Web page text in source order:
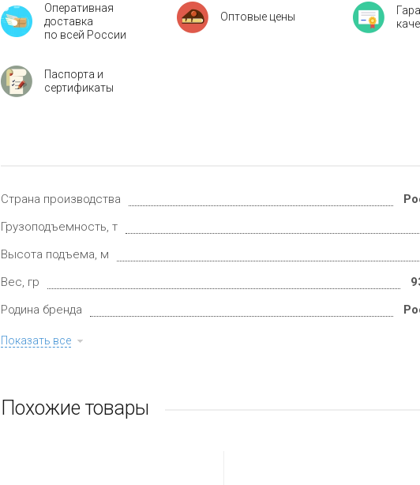
Оперативная
доставка
по всей России
Оптовые цены
Паспорта и
сертификаты
Страна производства
Грузоподъемность, т
Высота подъема, м
Вес, гр
Родина бренда
Показать все
Похожие товары